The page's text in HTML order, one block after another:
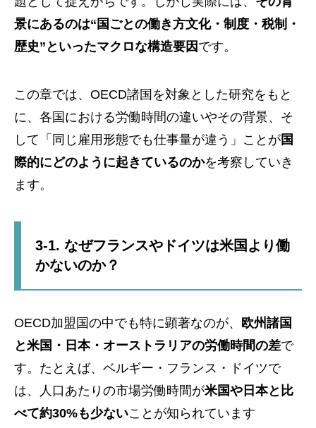
景にあるのは“国ごとの働き方文化・制度・税制・
歴史”といったマクロな構造要因 です。
この章では、OECD諸国を対象とした研究をもと
に、各国における労働時間の違いやその背景、そ
して「同じ雇用形態でも仕事量が違う」ことが国
際的にどのように起きているのかを考察していき
ます。
3-1. なぜフランスやドイツは米国より働
かないのか？
OECD加盟国の中でも特に顕著なのが、
欧州諸国
と米国・日本・オーストラリアの労働時間の差で
す。たとえば、ベルギー・フランス・ドイツで
は、人口あたりの市場労働時間が米国や日本と比
べて約30%も少ないことが知られています